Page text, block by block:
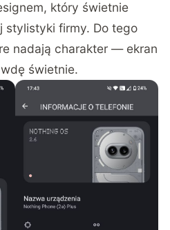
który świetnie
stylistyki firmy. Do tego
nadają charakter — ekran
świetnie.